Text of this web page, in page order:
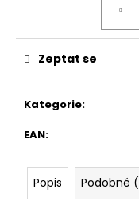
Kategorie:
EAN:
Zeptat se
Popis Podobné